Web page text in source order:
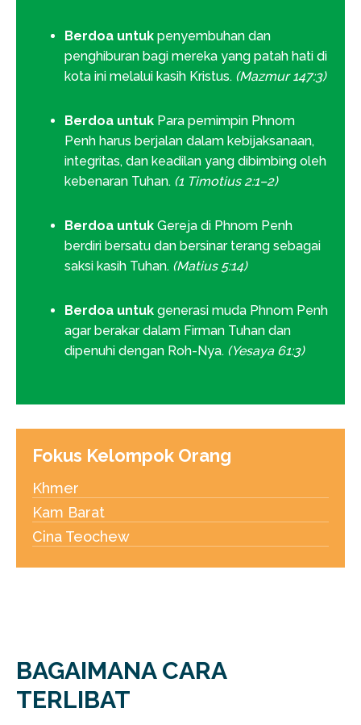
Berdoa untuk penyembuhan dan
penghiburan bagi mereka yang patah hati di
kota ini melalui kasih Kristus. (Mazmur 147:3)
Berdoa untuk Para pemimpin Phnom
Penh harus berjalan dalam kebijaksanaan,
integritas, dan keadilan yang dibimbing oleh
kebenaran Tuhan. (1 Timotius 2:1–2)
Berdoa untuk Gereja di Phnom Penh
berdiri bersatu dan bersinar terang sebagai
saksi kasih Tuhan. (Matius 5:14)
Berdoa untuk generasi muda Phnom Penh
agar berakar dalam Firman Tuhan dan
dipenuhi dengan Roh-Nya. (Yesaya 61:3)
Fokus Kelompok Orang
Khmer
Kam Barat
Cina Teochew
BAGAIMANA CARA
TERLIBAT